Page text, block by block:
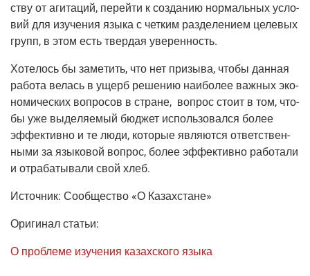
ству от аги­та­ций, перей­ти к созда­нию нор­маль­ных усло­
вий для изу­че­ния язы­ка с чет­ким раз­де­ле­ни­ем целе­вых
групп, в этом есть твер­дая уверенность.
Хоте­лось бы заме­тить, что нет при­зы­ва, что­бы дан­ная
рабо­та велась в ущерб реше­нию наи­бо­лее важ­ных эко­
но­ми­че­ских вопро­сов в стране, вопрос сто­ит в том, что­
бы уже выде­ля­е­мый бюд­жет исполь­зо­вал­ся более
эффек­тив­но и те люди, кото­рые явля­ют­ся ответ­ствен­
ны­ми за язы­ко­вой вопрос, более эффек­тив­но рабо­та­ли
и отра­ба­ты­ва­ли свой хлеб.
Источ­ник: Сооб­ще­ство «О Казахстане»
Ори­ги­нал статьи:
О про­бле­ме изу­че­ния казах­ско­го языка